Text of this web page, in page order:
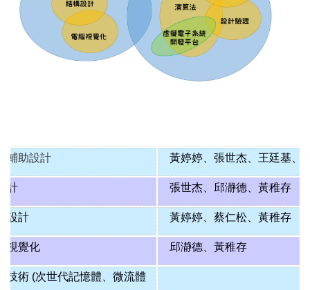
輔助設計 黃婷婷 、張世杰 王廷基
計 張世杰 、邱瀞德 、黃稚存
設計 黃婷婷 、蔡仁松 、黃稚存
視覺化 邱瀞德 、黃稚存
技術 (次世代記憶體、微流體